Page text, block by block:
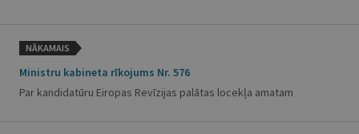
NĀKAMAIS
Ministru kabineta rīkojums Nr. 576
Par kandidatūru Eiropas Revīzijas palātas locekļa amatam